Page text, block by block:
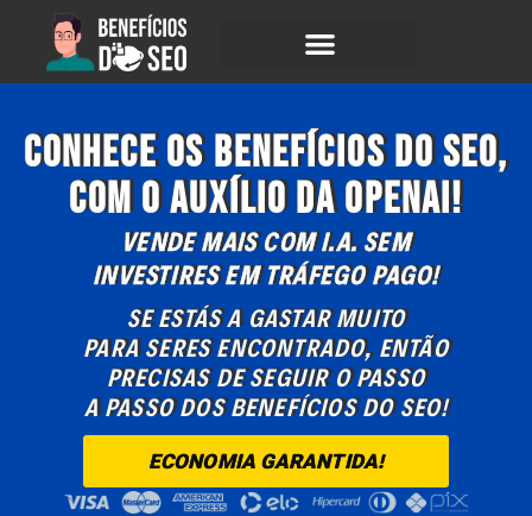
ConheCE os benefícios do SEO,
com O AUXÍLIO DA OPENAI!
VENDE MAIS COM I.A. SEM
INVESTIRES EM TRÁFEGO PAGO!
SE ESTÁS A GASTAR MUITO
PARA SERES ENCONTRADO, ENTÃO
PRECISAS DE SEGUIR O PASSO
A PASSO DOS BENEFÍCIOS DO SEO!
ECONOMIA GARANTIDA!